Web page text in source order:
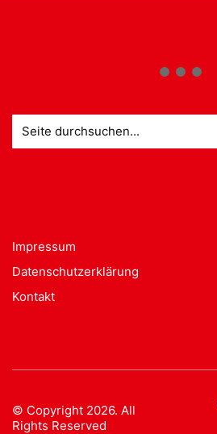
nach:
Impressum
Datenschutzerklärung
Kontakt
© Copyright 2026. All
Rights Reserved